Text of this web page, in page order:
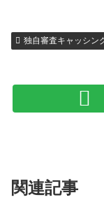
独自審査キャッシン
関連記事